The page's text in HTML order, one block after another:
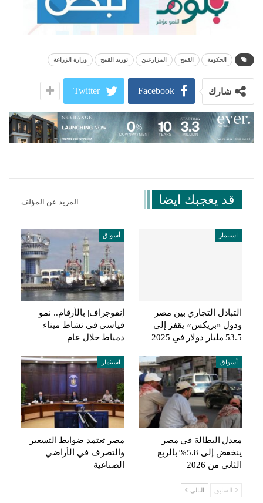
الحكومة القمح المزارعين توريد القمح وزارة الزراعة
شارك Facebook
Twitter
قد يعجبك ايضا المزيد عن المؤلف
استثمار
التبادل التجاري بين مصر
ودول «بريكس» يقفز إلى
53.5 مليار دولار في 2025
أسواق
إنفوجراف| بالأرقام.. نمو
قياسي في نشاط ميناء
دمياط خلال عام
أسواق
معدل البطالة في مصر
ينخفض إلى 5.8% بالربع
الثاني من 2026
استثمار
مصر تعتمد ضوابط التسعير
والتصرف في الأراضي
الصناعية
السابق التالي